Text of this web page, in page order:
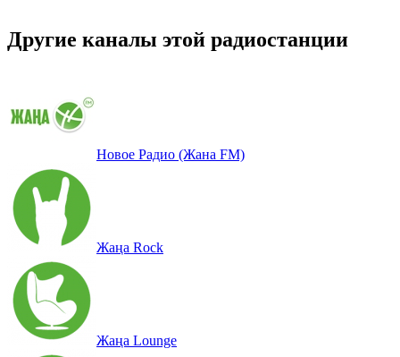
Другие каналы этой радиостанции
Новое Радио (Жана FM)
Жаңа Rock
Жаңа Lounge